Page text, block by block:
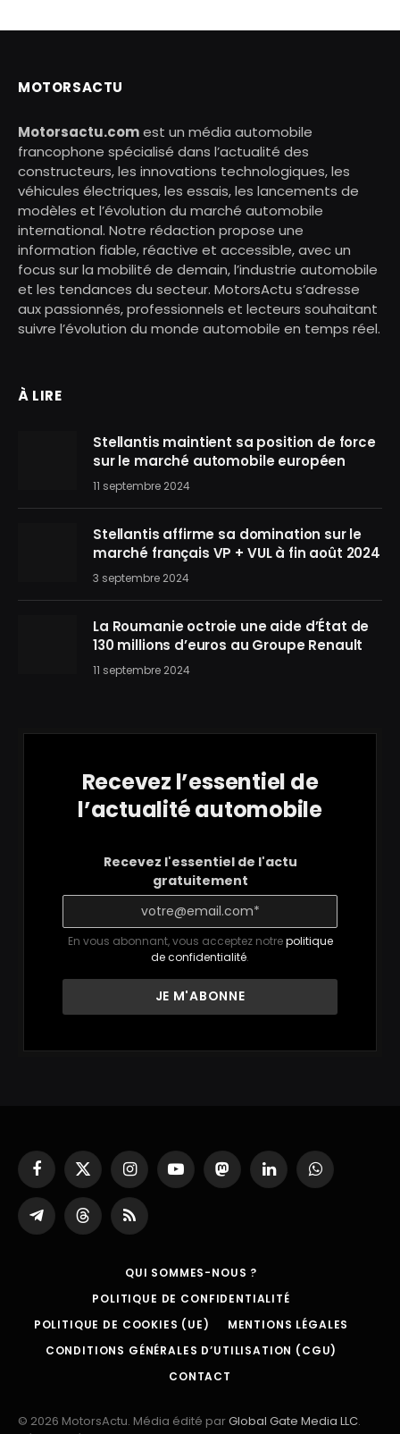
MOTORSACTU
Motorsactu.comest un média automobile
francophone spécialisé dans l’actualité des
constructeurs, les innovations technologiques, les
véhicules électriques, les essais, les lancements de
modèles et l’évolution du marché automobile
international. Notre rédaction propose une
information fiable, réactive et accessible, avec un
focus sur la mobilité de demain, l’industrie automobile
et les tendances du secteur. MotorsActu s’adresse
aux passionnés, professionnels et lecteurs souhaitant
suivre l’évolution du monde automobile en temps réel.
À LIRE
Stellantis maintient sa position de force
sur le marché automobile européen
11 septembre 2024
Stellantis affirme sa domination sur le
marché français VP + VUL à fin août 2024
3 septembre 2024
La Roumanie octroie une aide d’État de
130 millions d’euros au Groupe Renault
11 septembre 2024
Recevez l’essentiel de
l’actualité automobile
Recevez l'essentiel de l'actu
gratuitement
En vous abonnant, vous acceptez notrepolitique
de confidentialité.
Facebook
X
(Twitter)
InstagramYouTubeMastodonLinkedInWhatsApp
Partager
sur
ThreadsRSS
QUI SOMMES-NOUS ?
POLITIQUE DE CONFIDENTIALITÉ
POLITIQUE DE COOKIES (UE)
MENTIONS LÉGALES
CONDITIONS GÉNÉRALES D’UTILISATION (CGU)
CONTACT
© 2026 MotorsActu. Média édité parGlobal Gate Media LLC.